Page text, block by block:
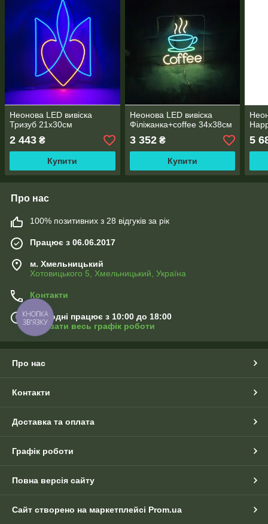
Неонова LED вивіска
Тризуб 21х30cм
2 443 ₴
Купити
Неонова LED вивіска
Філіжанка+coffee 34х38cм
3 352₴
Купити
5
Про нас
100% позитивних з 28 відгуків за рік
Працює з 06.06.2017
м. Хмельницький
Хотовицького 5, Хмельницький, Україна
Контакти
Сьогодні працює з 10:00 до 18:00
Показати весь графік роботи
Про нас
Контакти
Доставка та оплата
Графік роботи
Повна версія сайту
Сайт створено на маркетплейсі Prom.ua
КНОПКА
ЗВ'ЯЗКУ